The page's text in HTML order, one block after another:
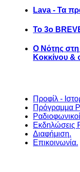
Lava - Τα
Το 3ο
Ο Νότης
Κοκκίνου &
Προφίλ -
Πρόγραμμα
Εκδηλώσεις
Διαφήμιση.
Επικοινωνία.